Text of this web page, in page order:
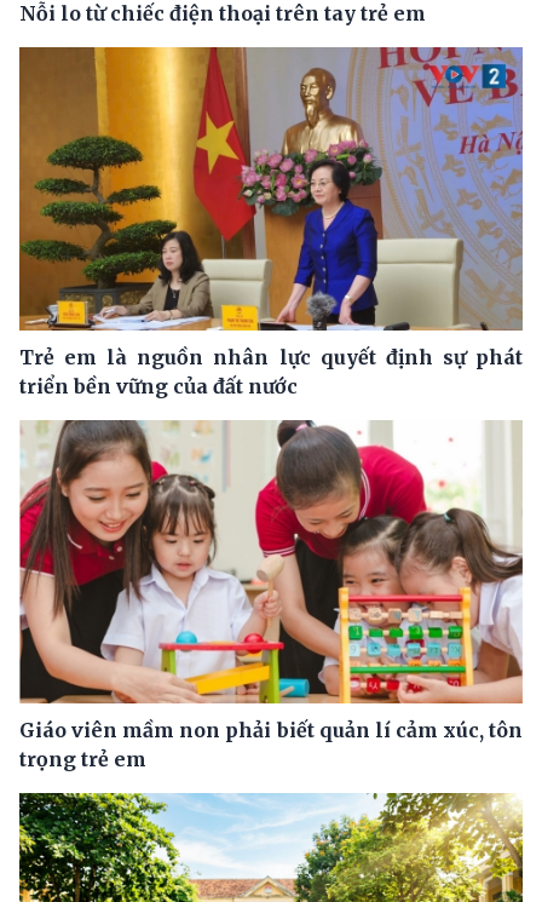
Nỗi lo từ chiếc điện thoại trên tay trẻ em
Trẻ em là nguồn nhân lực quyết định sự phát
triển bền vững của đất nước
Giáo viên mầm non phải biết quản lí cảm xúc, tôn
trọng trẻ em